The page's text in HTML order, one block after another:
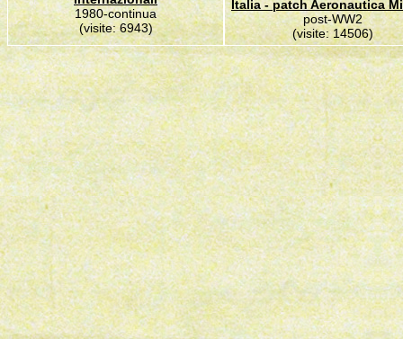
1980-continua
(visite: 6943)
Italia - patch Aeronautica
post-WW2
(visite: 14506)